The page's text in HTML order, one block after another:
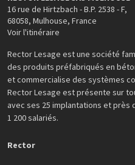
16 rue de Hirtzbach - B.P. 2538 - F,
68058, Mulhouse, France
Voir l'itinéraire
Rector Lesage est une société
des produits préfabriqués en
et commercialise des systèmes
Rector Lesage est présente sur
avec ses 25 implantations et près
1 200 salariés.
Rector